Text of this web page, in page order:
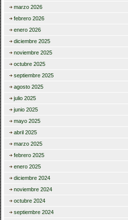
marzo 2026
febrero 2026
enero 2026
diciembre 2025
noviembre 2025
octubre 2025
septiembre 2025
agosto 2025
julio 2025
junio 2025
mayo 2025
abril 2025
marzo 2025
febrero 2025
enero 2025
diciembre 2024
noviembre 2024
octubre 2024
septiembre 2024